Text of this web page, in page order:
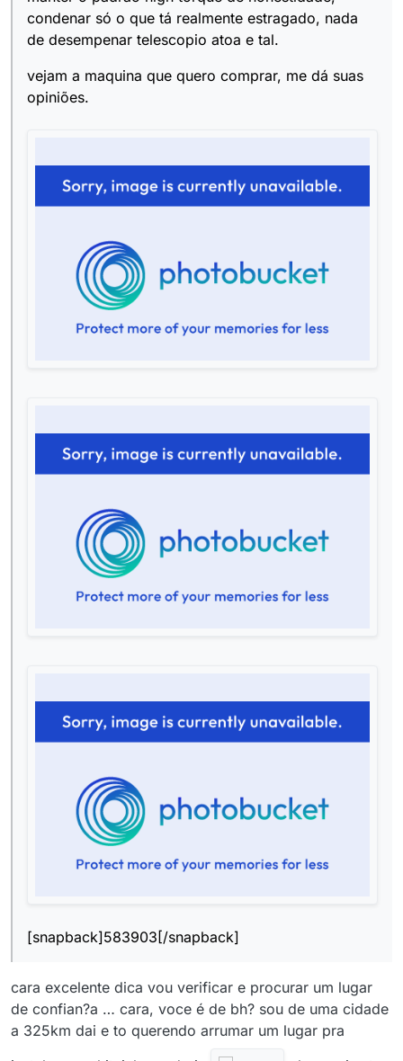
condenar só o que tá realmente estragado, nada
de desempenar telescopio atoa e tal.
vejam a maquina que quero comprar, me dá suas
opiniões.
[snapback]583903[/snapback]
cara excelente dica vou verificar e procurar um lugar
de confian?a … cara, voce é de bh? sou de uma cidade
a 325km dai e to querendo arrumar um lugar pra